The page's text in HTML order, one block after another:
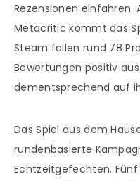
Rezensionen
Metacritic kommt das
Steam fallen rund 78
Bewertungen positiv
dementsprechend auf
Das Spiel aus dem
rundenbasierte
Echtzeitgefechten.